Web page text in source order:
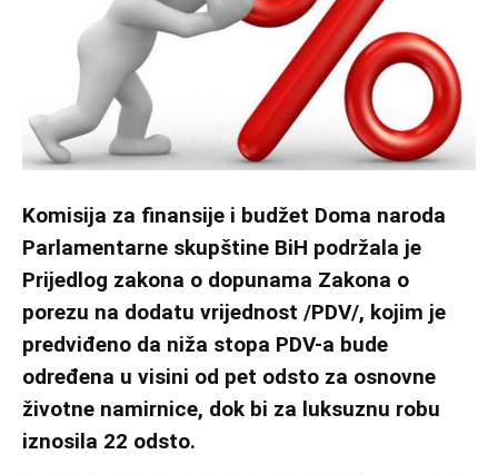
Komisija za finansije i budžet Doma naroda
Parlamentarne skupštine BiH podržala je
Prijedlog zakona o dopunama Zakona o
porezu na dodatu vrijednost /PDV/, kojim je
predviđeno da niža stopa PDV-a bude
određena u visini od pet odsto za osnovne
životne namirnice, dok bi za luksuznu robu
iznosila 22 odsto.